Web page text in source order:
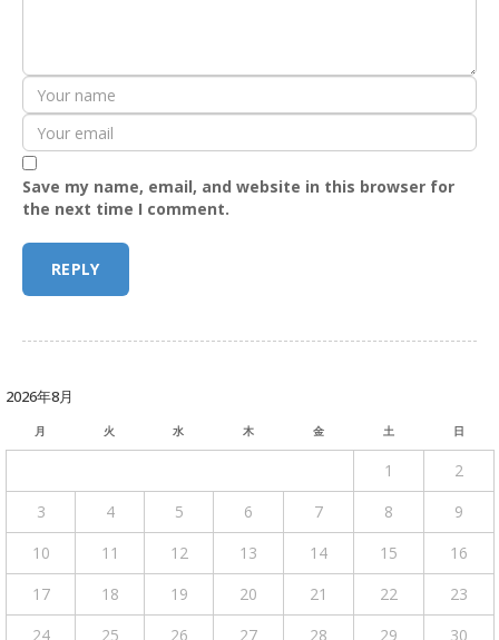
Save my name, email, and website in this browser for
the next time I comment.
2026年8月
月 火 水 木 金 土 日
1
2
3
4 5 6 7 8
9
10
11 12 13 14 15
16
17
18 19 20 21 22
23
24
25 26 27 28 29
30